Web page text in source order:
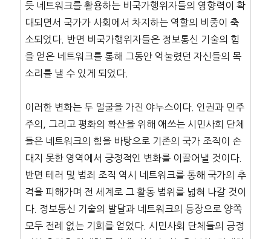
듯 네트워크를 활용하는 비국가행위자들의 영향력이 확
대되면서 국가가 사회에서 차지하는 역할의 비중이 축
소되었다. 반면 비국가행위자들은 정보통신 기술의 힘
을 얻은 네트워크를 통해 그동안 억눌렸던 자신들의 목
소리를 낼 수 있게 되었다.
이러한 변화는 두 얼굴을 가진 야누스이다. 인권과 민주
주의, 그리고 평화의 확산을 위해 애쓰는 시민사회 단체
들은 네트워크의 힘을 바탕으로 기존의 국가 조직이 손
대지 못한 영역에서 긍정적인 변화를 이끌어낼 것이다.
반면 테러 및 범죄 조직 역시 네트워크를 통해 국가의 추
격을 피해가며 전 세계로 그 활동 범위를 넓혀 나갈 것이
다. 정보통신 기술의 발달과 네트워크의 등장으로 양쪽
모두 전례 없는 기회를 얻었다. 시민사회 단체들의 긍정